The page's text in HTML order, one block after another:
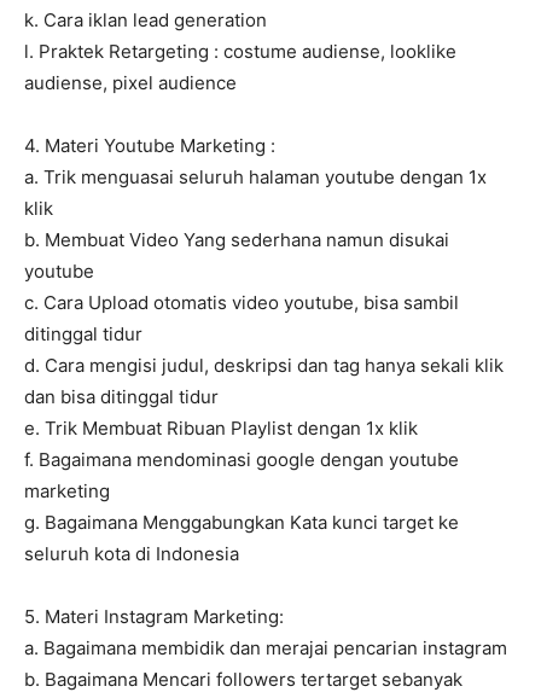
k. Cara iklan lead generation
l. Praktek Retargeting : costume audiense, looklike
audiense, pixel audience
4. Materi Youtube Marketing :
a. Trik menguasai seluruh halaman youtube dengan 1x
klik
b. Membuat Video Yang sederhana namun disukai
youtube
c. Cara Upload otomatis video youtube, bisa sambil
ditinggal tidur
d. Cara mengisi judul, deskripsi dan tag hanya sekali klik
dan bisa ditinggal tidur
e. Trik Membuat Ribuan Playlist dengan 1x klik
f. Bagaimana mendominasi google dengan youtube
marketing
g. Bagaimana Menggabungkan Kata kunci target ke
seluruh kota di Indonesia
5. Materi Instagram Marketing:
a. Bagaimana membidik dan merajai pencarian instagram
b. Bagaimana Mencari followers tertarget sebanyak